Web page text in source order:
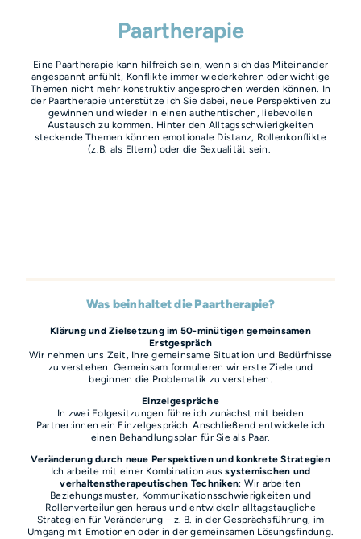
Paartherapie
Eine Paartherapie kann hilfreich sein, wenn sich das Miteinander
angespannt anfühlt, Konflikte immer wiederkehren oder wichtige
Themen nicht mehr konstruktiv angesprochen werden können. In
der Paartherapie unterstütze ich Sie dabei, neue Perspektiven zu
gewinnen und wieder in einen authentischen, liebevollen
Austausch zu kommen. Hinter den Alltagsschwierigkeiten
steckende Themen können emotionale Distanz, Rollenkonflikte
(z.B. als Eltern) oder die Sexualität sein.
Was beinhaltet die Paartherapie?
Klärung und Zielsetzung im 50-minütigen gemeinsamen
Erstgespräch
Wir nehmen uns Zeit, Ihre gemeinsame Situation und Bedürfnisse
zu verstehen. Gemeinsam formulieren wir erste Ziele und
beginnen die Problematik zu verstehen.
Einzelgespräche
In zwei Folgesitzungen führe ich zunächst mit beiden
Partner:innen ein Einzelgespräch. Anschließend entwickele ich
einen Behandlungsplan für Sie als Paar.
Veränderung durch neue Perspektiven und konkrete Strategien
Ich arbeite mit einer Kombination aussystemischen und
verhaltenstherapeutischen Techniken: Wir arbeiten
Beziehungsmuster, Kommunikationsschwierigkeiten und
Rollenverteilungen heraus und entwickeln alltagstaugliche
Strategien für Veränderung – z. B. in der Gesprächsführung, im
Umgang mit Emotionen oder in der gemeinsamen Lösungsfindung.